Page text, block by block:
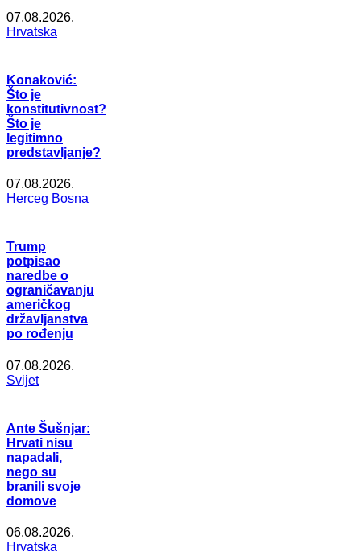
07.08.2026.
Hrvatska
Konaković:
Što je
konstitutivnost?
Što je
legitimno
predstavljanje?
07.08.2026.
Herceg Bosna
Trump
potpisao
naredbe o
ograničavanju
američkog
državljanstva
po rođenju
07.08.2026.
Svijet
Ante Šušnjar:
Hrvati nisu
napadali,
nego su
branili svoje
domove
06.08.2026.
Hrvatska